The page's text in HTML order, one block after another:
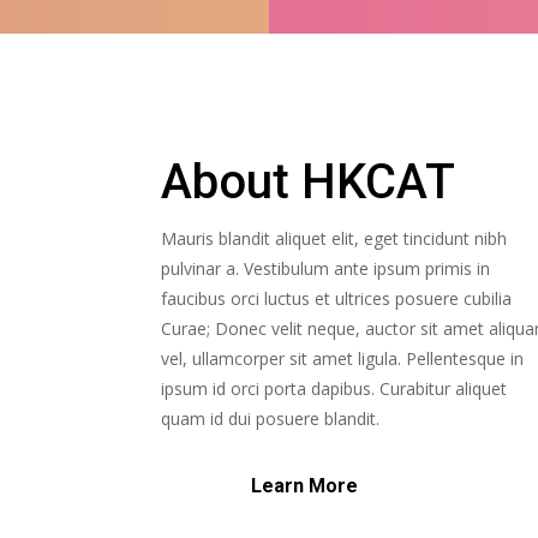
About HKCAT
Mauris blandit aliquet elit, eget tincidunt nibh
pulvinar a. Vestibulum ante ipsum primis in
faucibus orci luctus et ultrices posuere cubilia
Curae; Donec velit neque, auctor sit amet
vel, ullamcorper sit amet ligula. Pellentesque in
ipsum id orci porta dapibus. Curabitur aliquet
quam id dui posuere blandit.
Learn More